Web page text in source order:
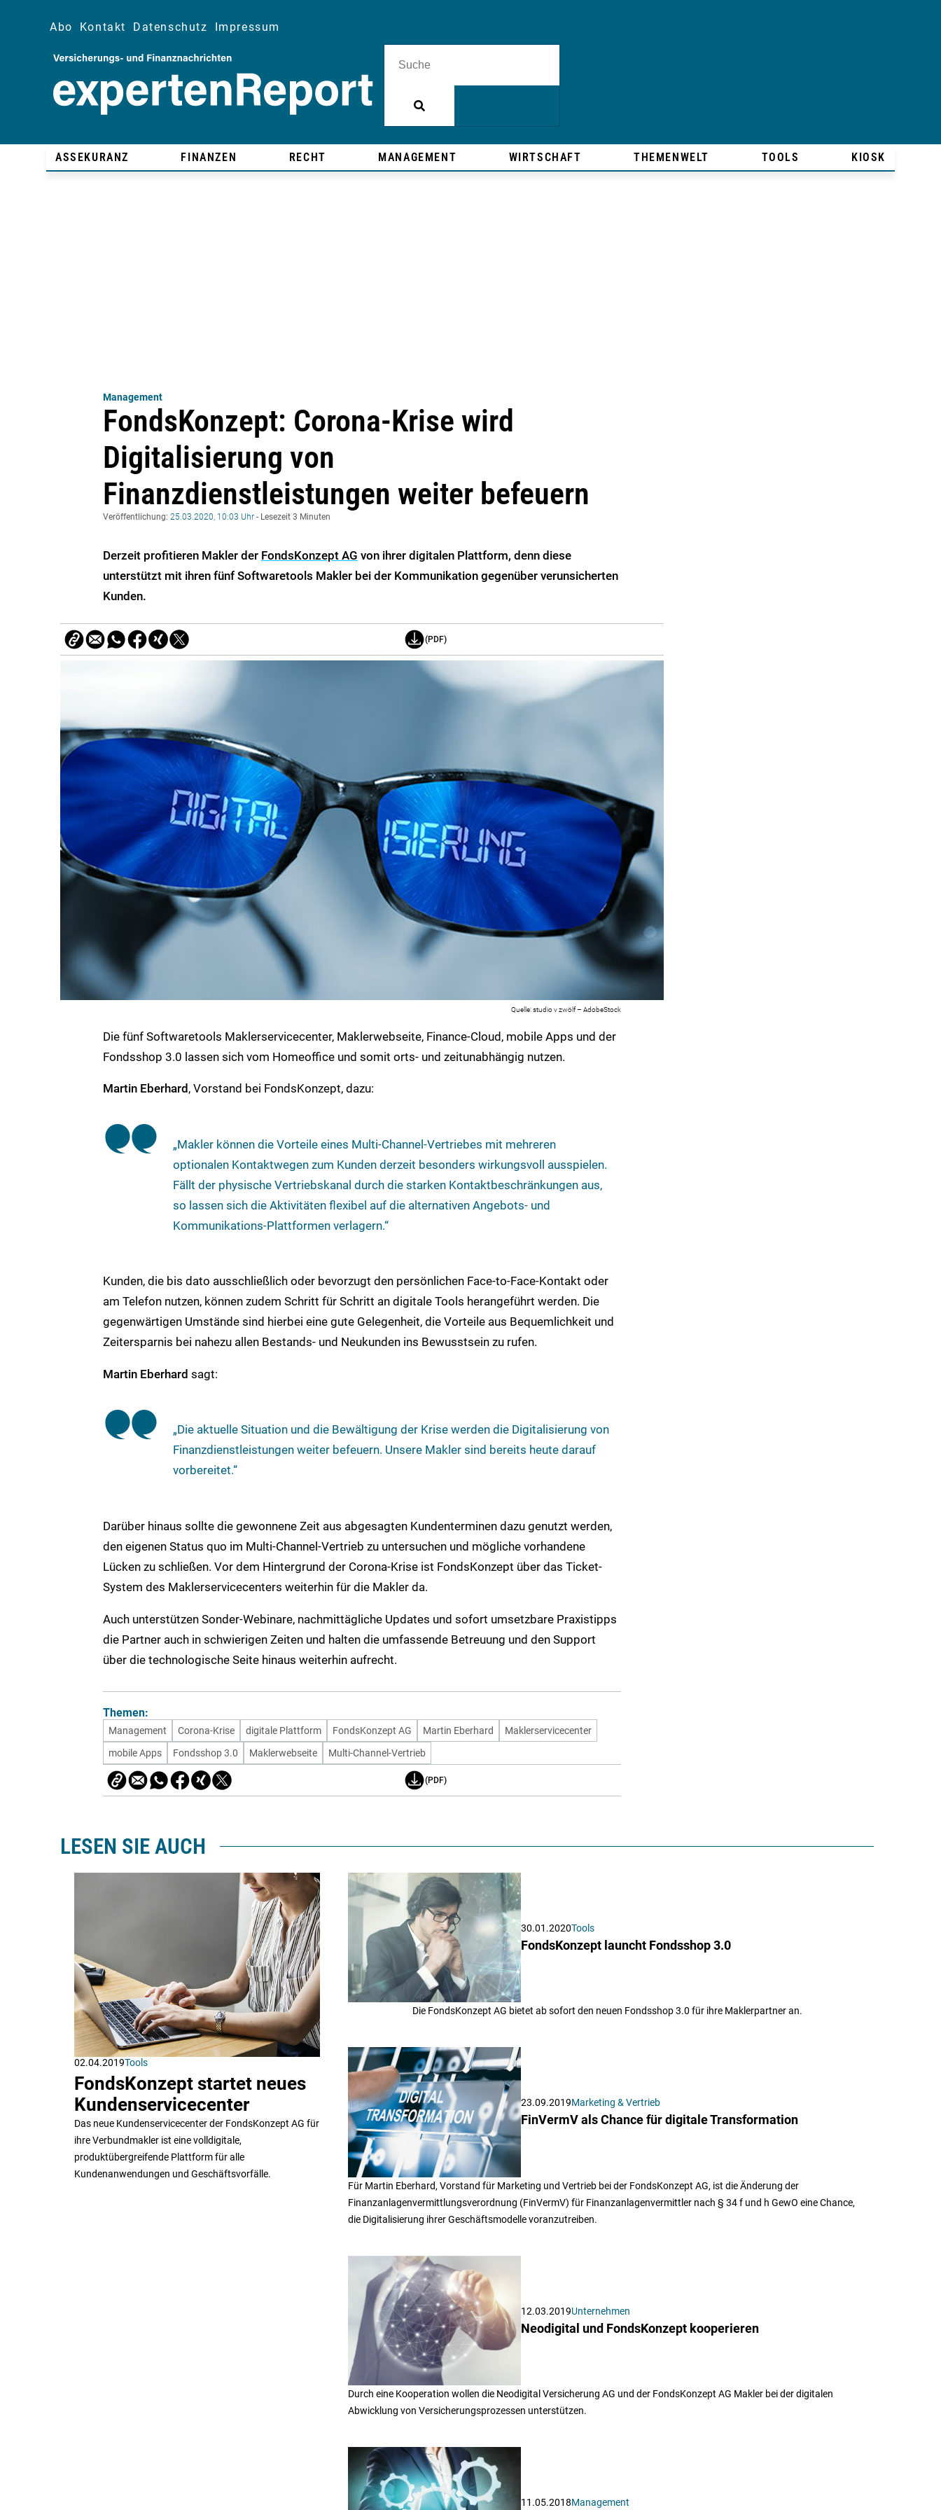
Abo Kontakt Datenschutz Impressum
ASSEKURANZ FINANZEN RECHT MANAGEMENT WIRTSCHAFT THEMENWELT TOOLS KIOSK
Management
FondsKonzept: Corona-Krise wird
Digitalisierung von
Finanzdienstleistungen weiter befeuern
Veröffentlichung: 25.03.2020, 10:03 Uhr - Lesezeit 3 Minuten
Derzeit profitieren Makler der FondsKonzept AG von ihrer digitalen Plattform, denn diese
unterstützt mit ihren fünf Softwaretools Makler bei der Kommunikation gegenüber verunsicherten
Kunden.
(PDF)
studio v zwölf – AdobeStock
Die fünf Softwaretools Maklerservicecenter, Maklerwebseite, Finance-Cloud, mobile Apps und der
Fondsshop 3.0 lassen sich vom Homeoffice und somit orts- und zeitunabhängig nutzen.
Martin Eberhard , Vorstand bei FondsKonzept, dazu:
„Makler können die Vorteile eines Multi-Channel-Vertriebes mit mehreren
optionalen Kontaktwegen zum Kunden derzeit besonders wirkungsvoll ausspielen.
Fällt der physische Vertriebskanal durch die starken Kontaktbeschränkungen aus,
so lassen sich die Aktivitäten flexibel auf die alternativen Angebots- und
Kommunikations-Plattformen verlagern.“
Kunden, die bis dato ausschließlich oder bevorzugt den persönlichen Face-to-Face-Kontakt oder
am Telefon nutzen, können zudem Schritt für Schritt an digitale Tools herangeführt werden. Die
gegenwärtigen Umstände sind hierbei eine gute Gelegenheit, die Vorteile aus Bequemlichkeit und
Zeitersparnis bei nahezu allen Bestands- und Neukunden ins Bewusstsein zu rufen.
Martin Eberhard sagt:
„Die aktuelle Situation und die Bewältigung der Krise werden die Digitalisierung von
Finanzdienstleistungen weiter befeuern. Unsere Makler sind bereits heute darauf
vorbereitet.“
Darüber hinaus sollte die gewonnene Zeit aus abgesagten Kundenterminen dazu genutzt werden,
den eigenen Status quo im Multi-Channel-Vertrieb zu untersuchen und mögliche vorhandene
Lücken zu schließen. Vor dem Hintergrund der Corona-Krise ist FondsKonzept über das Ticket-
System des Maklerservicecenters weiterhin für die Makler da.
Auch unterstützen Sonder-Webinare, nachmittägliche Updates und sofort umsetzbare Praxistipps
die Partner auch in schwierigen Zeiten und halten die umfassende Betreuung und den Support
über die technologische Seite hinaus weiterhin aufrecht.
Themen:
Management Corona-Krise digitale Plattform FondsKonzept AG Martin Eberhard
Maklerservicecenter
mobile Apps
Fondsshop 3.0 Maklerwebseite Multi-Channel-Vertrieb
(PDF)
LESEN SIE AUCH
02.04.2019Tools
FondsKonzept startet neues
Kundenservicecenter
Das neue Kundenservicecenter der FondsKonzept AG für
ihre Verbundmakler ist eine volldigitale,
produktübergreifende Plattform für alle
Kundenanwendungen und Geschäftsvorfälle.
30.01.2020Tools
FondsKonzept launcht Fondsshop 3.0
Die FondsKonzept AG bietet ab sofort den neuen Fondsshop 3.0 für ihre Maklerpartner an.
23.09.2019Marketing & Vertrieb
FinVermV als Chance für digitale Transformation
Für Martin Eberhard, Vorstand für Marketing und Vertrieb bei der FondsKonzept AG, ist die Änderung der
Finanzanlagenvermittlungsverordnung (FinVermV) für Finanzanlagenvermittler nach § 34 f und h GewO eine Chance,
die Digitalisierung ihrer Geschäftsmodelle voranzutreiben.
12.03.2019Unternehmen
Neodigital und FondsKonzept kooperieren
Durch eine Kooperation wollen die Neodigital Versicherung AG und der FondsKonzept AG Makler bei der digitalen
Abwicklung von Versicherungsprozessen unterstützen.
11.05.2018Management